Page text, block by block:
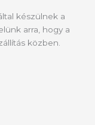
készülnek a
arra, hogy a
közben.